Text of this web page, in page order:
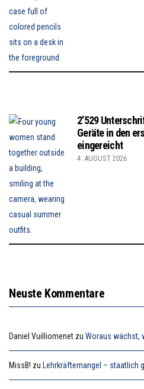
2’529
Geräte in den
eingereicht
4. AUGUST 2026
Neuste Kommentare
Daniel Vuilliomenet zu Woraus wächst,
MissB! zu Lehrkräftemangel – staatlich